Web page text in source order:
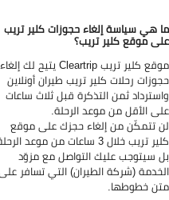
هي سياسة إلغاء حجوزات كلير تريب
موقع كلير تريب؟
موقع كلير تريب Cleartrip يتيح لك إلغاء
رحلات كلير تريب طيران أونلاين
ثمن التذكرة قبل ثلاث ساعات
الأقل من موعد الرحلة.
تتمكّن من إلغاء حجزك على موقع
كلير تريب خلال 3 ساعات من موعد الرحلة،
سيتوجب عليك التواصل مع مزوّد
(شركة الطيران) التي تسافر على
خطوطها.